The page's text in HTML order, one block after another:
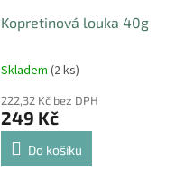
Kopretinová louka 40g
Skladem (2 ks)
222,32 Kč bez DPH
249 Kč
Do košíku